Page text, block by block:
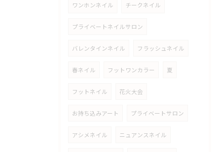
ワンホンネイル チークネイル
プライベートネイルサロン
バレンタインネイル フラッシュネイル
春ネイル フットワンカラー 夏
フットネイル 花火大会
お持ち込みアート プライベートサロン
アシメネイル ニュアンスネイル